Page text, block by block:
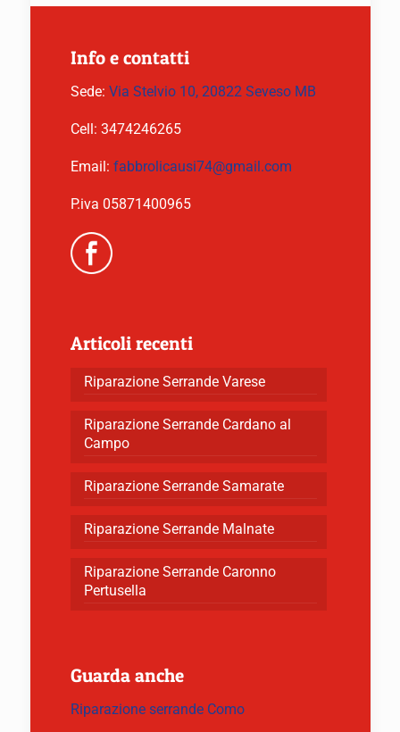
Info e contatti
Sede: Via Stelvio 10, 20822 Seveso MB
Cell: 3474246265
Email: fabbrolicausi74@gmail.com
P.iva 05871400965
Articoli recenti
Riparazione Serrande Varese
Riparazione Serrande Cardano al
Campo
Riparazione Serrande Samarate
Riparazione Serrande Malnate
Riparazione Serrande Caronno
Pertusella
Guarda anche
Riparazione serrande Como